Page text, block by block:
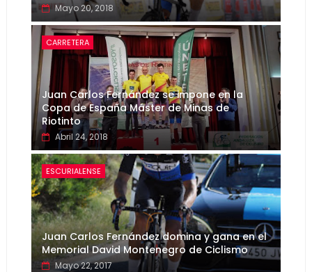
Mayo 20, 2018
CARRETERA
Juan Carlos Fernández se impone en la
Copa de España Máster de Minas de
Riotinto
Abril 24, 2018
ESCURIALENSE
Juan Carlos Fernández domina y gana en el
Memorial David Montenegro de Ciclismo
Mayo 22, 2017